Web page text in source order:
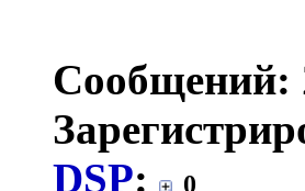
Сообщений:
DSP: 0